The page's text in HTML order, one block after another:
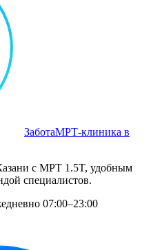
ЗаботаМРТ‑клиника в
с МРТ 1.5T, удобным
специалистов.
07:00–23:00